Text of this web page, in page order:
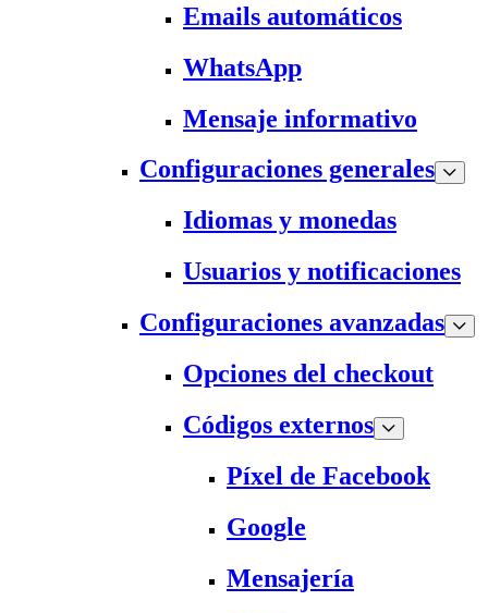
Emails automáticos
WhatsApp
Mensaje informativo
Configuraciones generales
Idiomas y monedas
Usuarios y notificaciones
Configuraciones avanzadas
Opciones del checkout
Códigos externos
Píxel de Facebook
Google
Mensajería